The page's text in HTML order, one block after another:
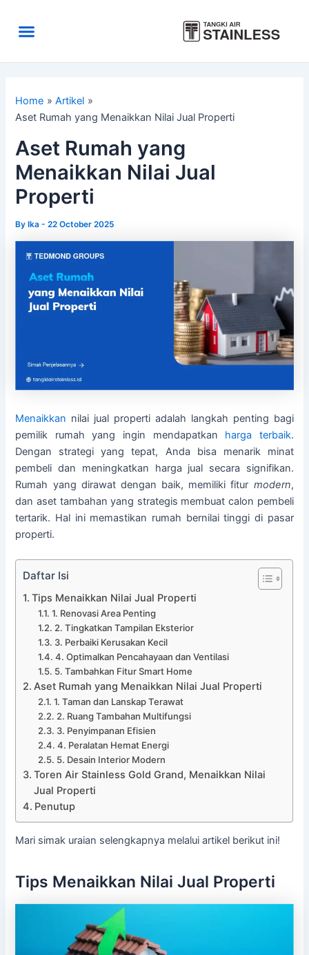
contentMenu
Home
Artikel
Aset Rumah yang Menaikkan Nilai Jual Properti
Aset Rumah yang
Menaikkan Nilai Jual
Properti
ByIka-22 October 2025
Menaikkan nilai jual properti adalah langkah penting bagi
pemilik rumah yang ingin mendapatkan harga terbaik.
Dengan strategi yang tepat, Anda bisa menarik minat
pembeli dan meningkatkan harga jual secara signifikan.
Rumah yang dirawat dengan baik, memiliki fitur modern,
dan aset tambahan yang strategis membuat calon pembeli
tertarik. Hal ini memastikan rumah bernilai tinggi di pasar
properti.
Daftar Isi
Tips Menaikkan Nilai Jual Properti
1. Renovasi Area Penting
2. Tingkatkan Tampilan Eksterior
3. Perbaiki Kerusakan Kecil
4. Optimalkan Pencahayaan dan Ventilasi
5. Tambahkan Fitur Smart Home
Aset Rumah yang Menaikkan Nilai Jual Properti
1. Taman dan Lanskap Terawat
2. Ruang Tambahan Multifungsi
3. Penyimpanan Efisien
4. Peralatan Hemat Energi
5. Desain Interior Modern
Toren Air Stainless Gold Grand, Menaikkan Nilai
Jual Properti
Penutup
Mari simak uraian selengkapnya melalui artikel berikut ini!
Tips Menaikkan Nilai Jual Properti